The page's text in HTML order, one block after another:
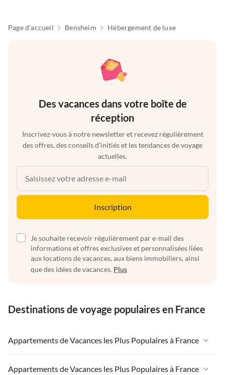
Page d'accueil Bensheim Hébergement de luxe
Des vacances dans votre boîte de
réception
Inscrivez-vous à notre newsletter et recevez régulièrement
des offres, des conseils d'initiés et les tendances de voyage
actuelles.
Inscription
Je souhaite recevoir régulièrement par e-mail des
informations et offres exclusives et personnalisées liées
aux locations de vacances, aux biens immobiliers, ainsi
que des idées de vacances. Plus
Destinations de voyage populaires en France
Appartements de Vacances les Plus Populaires à France
Appartements de Vacances à France
Appartements de Vacances les Plus Populaires à France